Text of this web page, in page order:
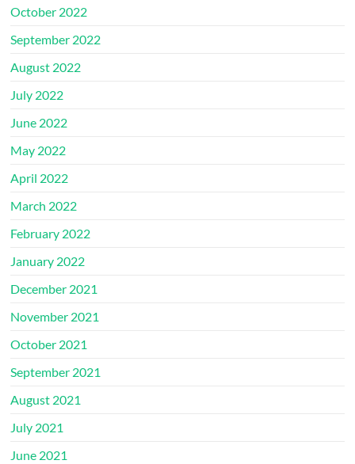
October 2022
September 2022
August 2022
July 2022
June 2022
May 2022
April 2022
March 2022
February 2022
January 2022
December 2021
November 2021
October 2021
September 2021
August 2021
July 2021
June 2021